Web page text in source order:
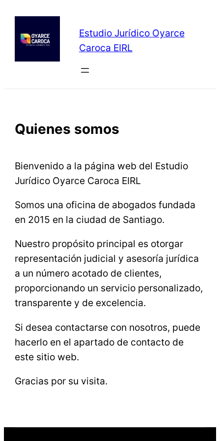
contenido
Estudio Jurídico Oyarce
Caroca EIRL
Quienes somos
Bienvenido a la página web del Estudio
Jurídico Oyarce Caroca EIRL
Somos una oficina de abogados fundada
en 2015 en la ciudad de Santiago.
Nuestro propósito principal es otorgar
representación judicial y asesoría jurídica
a un número acotado de clientes,
proporcionando un servicio personalizado,
transparente y de excelencia.
Si desea contactarse con nosotros, puede
hacerlo en el apartado de contacto de
este sitio web.
Gracias por su visita.